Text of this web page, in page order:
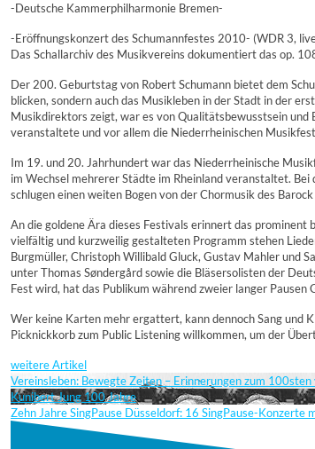
-Deutsche Kammerphilharmonie Bremen-
-Eröffnungskonzert des Schumannfestes 2010- (WDR 3,
Das Schallarchiv des Musikvereins dokumentiert das op.
Der 200. Geburtstag von Robert Schumann bietet dem
blicken, sondern auch das Musikleben in der Stadt in der
Musikdirektors zeigt, war es von Qualitätsbewusstsein
veranstaltete und vor allem die Niederrheinischen
Im 19. und 20. Jahrhundert war das Niederrheinische
im Wechsel mehrerer Städte im Rheinland veranstaltet.
schlugen einen weiten Bogen von der Chormusik des
An die goldene Ära dieses Festivals erinnert das
vielfältig und kurzweilig gestalteten Programm stehen
Burgmüller, Christoph Willibald Gluck, Gustav Mahler und
unter Thomas Søndergård sowie die Bläsersolisten der
Fest wird, hat das Publikum während zweier langer
Wer keine Karten mehr ergattert, kann dennoch Sang und
Picknickkorb zum Public Listening willkommen, um der
weitere Artikel
Vereinsleben: Bewegte Zeiten – Erinnerungen zum
Kunibert Jung 100 Jahre
Zehn Jahre SingPause Düsseldorf: 16 SingPause-